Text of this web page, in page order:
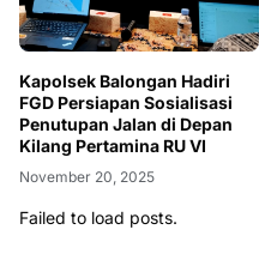
Kapolsek Balongan Hadiri
FGD Persiapan Sosialisasi
Penutupan Jalan di Depan
Kilang Pertamina RU VI
November 20, 2025
Failed to load posts.